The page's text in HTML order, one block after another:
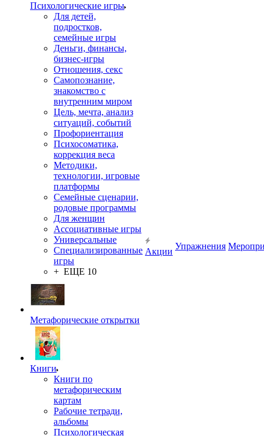
Психологические игры
Для детей,
подростков,
семейные игры
Деньги, финансы,
бизнес-игры
Отношения, секс
Самопознание,
знакомство с
внутренним миром
Цель, мечта, анализ
ситуаций, событий
Профориентация
Психосоматика,
коррекция веса
Методики,
технологии, игровые
платформы
Семейные сценарии,
родовые программы
Для женщин
Ассоциативные игры
Универсальные
Специализированные
игры
+ ЕЩЕ 10
Метафорические открытки
Книги
Книги по
метафорическим
картам
Рабочие тетради,
альбомы
Психологическая
Акции
Упражнения